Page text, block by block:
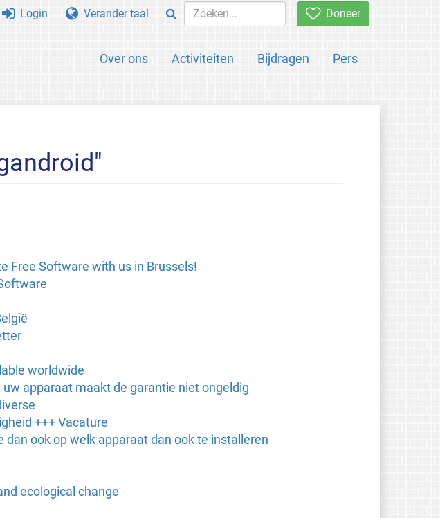
Doneer
Over ons Activiteiten Bijdragen Pers
Login Verander taal
Free Software with us in Brussels!
worldwide
apparaat maakt de garantie niet ongeldig
+++ Vacature
ook op welk apparaat dan ook te installeren
ecological change